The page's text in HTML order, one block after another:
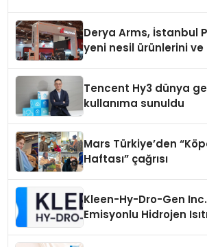
Derya Arms, İstanbul
yeni nesil ürünlerini
Tencent Hy3 dünya
kullanıma sunuldu
Mars Türkiye’den
Haftası” çağrısı
Kleen-Hy-Dro-Gen
Emisyonlu Hidrojen